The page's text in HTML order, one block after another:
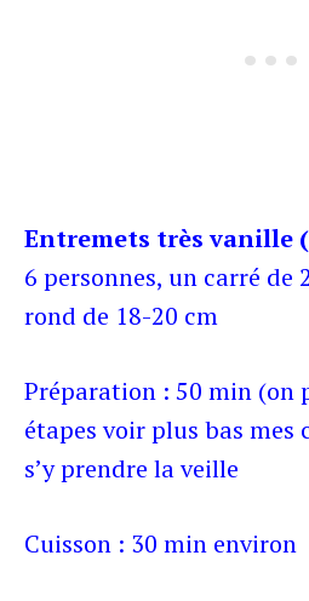
Entremets très vanille
6 personnes, un carré de
rond de 18-20 cm
Préparation : 50 min (on
étapes voir plus bas mes
s’y prendre la veille
Cuisson : 30 min environ